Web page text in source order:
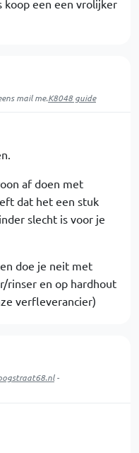
koop een een vrolijker
mail me.K8048 guide
af doen met
dat het een stuk
slecht is voor je
doe je neit met
rinser en op hardhout
verfleverancier)
-